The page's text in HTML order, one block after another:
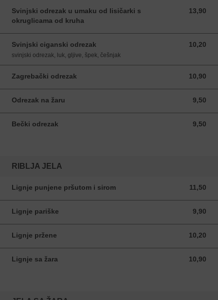
Svinjski odrezak u umaku od lisičarki s
okruglicama od kruha
13,90
13,90 EUR
Svinjski ciganski odrezak 10,20
10,20 EUR
svinjski odrezak, luk, gljive, špek, češnjak
Zagrebački odrezak 10,90
10,90 EUR
Odrezak na žaru 9,50
9,50 EUR
Bečki odrezak 9,50
9,50 EUR
RIBLJA JELA
Lignje punjene pršutom i sirom 11,50
11,50 EUR
Lignje pariške 9,90
9,90 EUR
Lignje pržene 10,20
10,20 EUR
Lignje sa žara 10,90
10,90 EUR